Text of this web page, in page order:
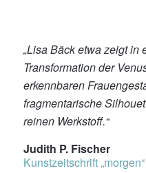
„Lisa Bäck etwa zeigt in
Transformation der
erkennbaren
fragmentarische
reinen Werkstoff.“
Judith P. Fischer
Kunstzeitschrift